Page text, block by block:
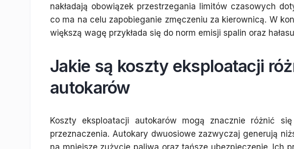
nakładają obowiązek przestrzegania limitów czasowych
co ma na celu zapobieganie zmęczeniu za kierownicą. W
większą wagę przykłada się do norm emisji spalin oraz
Jakie są koszty eksploatacji
autokarów
Koszty eksploatacji autokarów mogą znacznie różnić
przeznaczenia. Autokary dwuosiowe zazwyczaj generują
na mniejsze zużycie paliwa oraz tańsze ubezpieczenie. Ich